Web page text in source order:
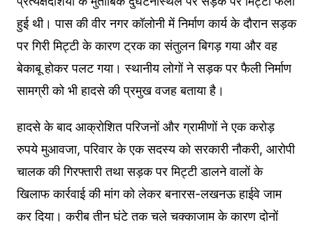
हुई थी। पास की वीर नगर कॉलोनी में निर्माण कार्य के दौरान सड़क
पर गिरी मिट्टी के कारण ट्रक का संतुलन बिगड़ गया और वह
बेकाबू होकर पलट गया। स्थानीय लोगों ने सड़क पर फैली निर्माण
सामग्री को भी हादसे की प्रमुख वजह बताया है।
हादसे के बाद आक्रोशित परिजनों और ग्रामीणों ने एक करोड़
रुपये मुआवजा, परिवार के एक सदस्य को सरकारी नौकरी, आरोपी
चालक की गिरफ्तारी तथा सड़क पर मिट्टी डालने वालों के
खिलाफ कार्रवाई की मांग को लेकर बनारस-लखनऊ हाईवे जाम
कर दिया। करीब तीन घंटे तक चले चक्काजाम के कारण दोनों